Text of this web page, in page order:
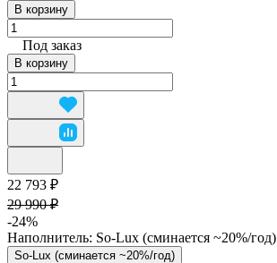
В корзину
Под заказ
В корзину
22 793 ₽
29 990 ₽
-24%
Наполнитель: So-Lux (cминается ~20%/год)
So-Lux (cминается ~20%/год)